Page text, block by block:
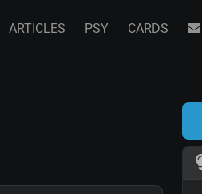
ARTICLES PSY CARDS